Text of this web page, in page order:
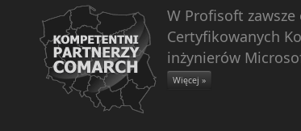
W Profisoft
Certyfikowanych
inżynierów
Więcej »